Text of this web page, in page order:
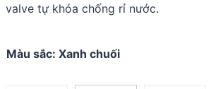
valve tự khóa chống rỉ nước.
Màu sắc: Xanh chuối